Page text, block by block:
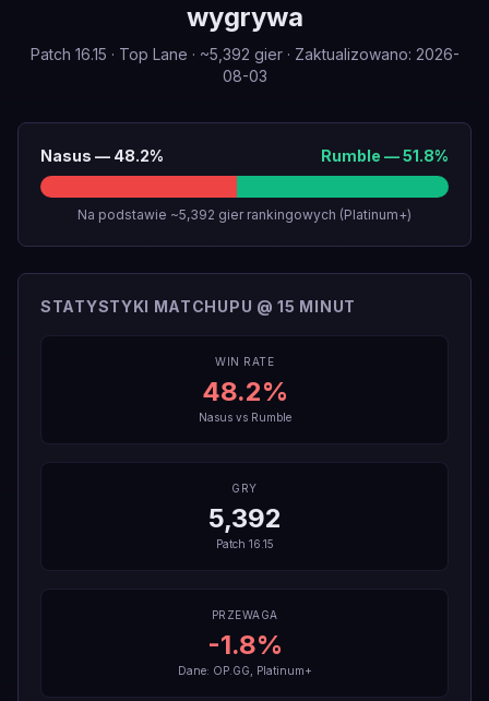
wygrywa
Patch 16.15 · Top Lane · ~5,392 gier· Zaktualizowano: 2026-
08-03
Nasus — 48.2% Rumble —51.8%
Na podstawie ~5,392 gier rankingowych (Platinum+)
STATYSTYKI MATCHUPU @ 15 MINUT
WIN RATE
48.2%
Nasusvs Rumble
GRY
5,392
Patch 16.15
PRZEWAGA
-1.8%
Dane: OP.GG, Platinum+